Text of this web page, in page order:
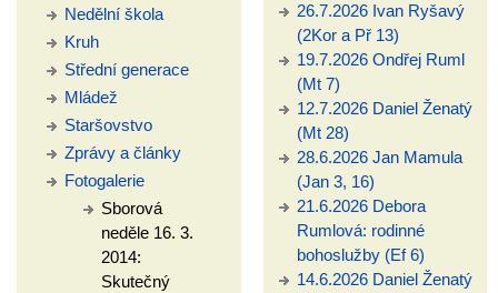
Nedělní škola
Kruh
Střední generace
Mládež
Staršovstvo
Zprávy a články
Fotogalerie
Sborová
neděle 16. 3.
2014:
Skutečný
26.7.2026 Ivan Ryšavý
(2Kor a Př 13)
19.7.2026 Ondřej Ruml
(Mt 7)
12.7.2026 Daniel Ženatý
(Mt 28)
28.6.2026 Jan Mamula
(Jan 3, 16)
21.6.2026 Debora
Rumlová: rodinné
bohoslužby (Ef 6)
14.6.2026 Daniel Ženatý